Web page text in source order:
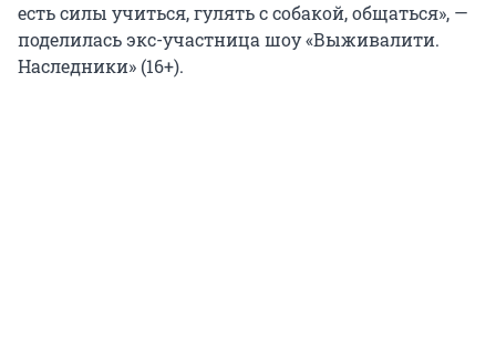
есть силы учиться, гулять с собакой, общаться», —
поделилась экс-участница шоу «Выживалити.
Наследники» (16+).